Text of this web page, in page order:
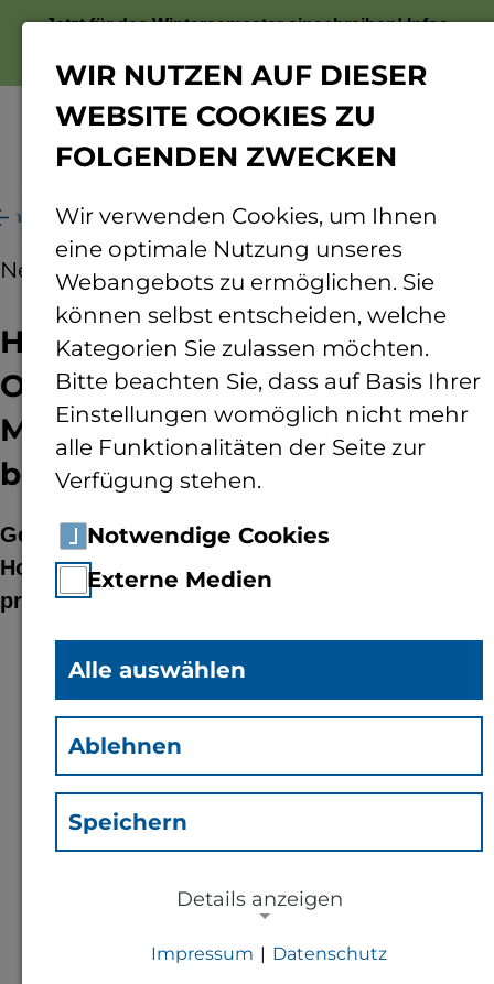
Jetzt für das Wintersemester einschreiben!Infos
Mitglieder des Stadtrats besuchen den Campus
News 08.04.2024
Hochschulstandort Bingen –
Oberbürgermeister und
Mitglieder des Stadtrats
besuchen den Campus
Gemeinsame Ideen entwickeln und den
Hochschulstandort Bingen bestmöglich
präsentieren war nur ein Ziel des Treffens.
Bingen am Rhein– Am 4. April 2024
begrüßte die Präsidentin Prof. Dr. Antje
Krause die Mitglieder des Stadtrats und
Oberbürgermeister Thomas Feser auf dem
Campus der TH Bingen in Büdesheim.
interessierten die Stadtratsmitglieder.
Für Großstädte ist es schon nahezu
WIR NUTZEN AUF DIESER
WEBSITE COOKIES ZU
FOLGENDEN ZWECKEN
Wir verwenden Cookies, um Ihnen
eine optimale Nutzung unseres
Webangebots zu ermöglichen. Sie
können selbst entscheiden, welche
Kategorien Sie zulassen möchten.
Bitte beachten Sie, dass auf Basis Ihrer
Einstellungen womöglich nicht mehr
alle Funktionalitäten der Seite zur
Verfügung stehen.
Notwendige Cookies
Externe Medien
Alle auswählen
Ablehnen
Speichern
Details anzeigen
Impressum | Datenschutz